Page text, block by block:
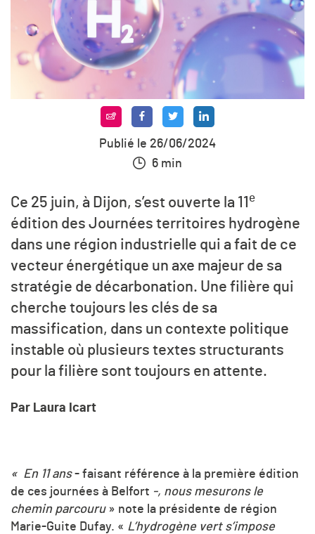
Publié le 26/06/2024
6 min
Ce 25 juin, à Dijon, s’est ouverte la 11 e
édition des Journées territoires hydrogène
dans une région industrielle qui a fait de ce
vecteur énergétique un axe majeur de sa
stratégie de décarbonation. Une filière qui
cherche toujours les clés de sa
massification, dans un contexte politique
instable où plusieurs textes structurants
pour la filière sont toujours en attente.
Par Laura Icart
« En 11 ans- faisant référence à la première édition
de ces journées à Belfort -, nous mesurons le
chemin parcouru» note la présidente de région
Marie-Guite Dufay. « L’hydrogène vert s’impose